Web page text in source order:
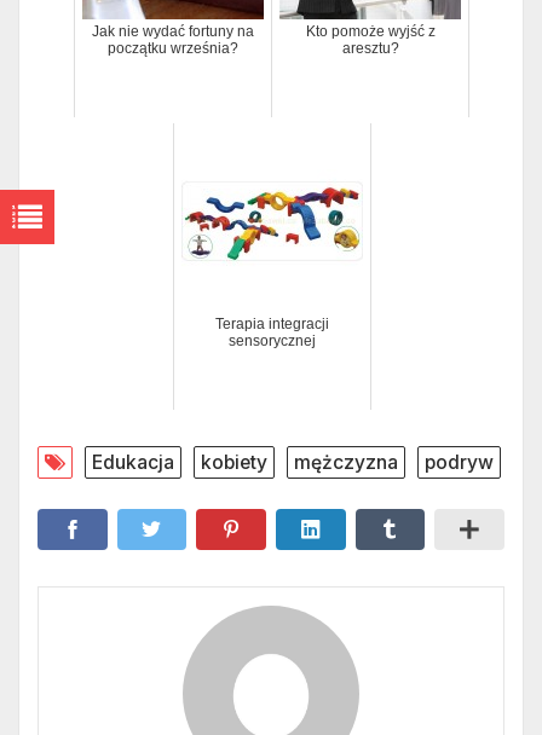
Jak nie wydać fortuny na
początku września?
Kto pomoże wyjść z
aresztu?
Terapia integracji
sensorycznej
Edukacja kobiety mężczyzna podryw